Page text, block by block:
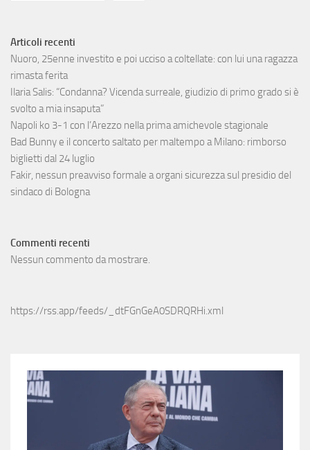
Articoli recenti
Nuoro, 25enne investito e poi ucciso a coltellate: con lui una ragazza
rimasta ferita
Ilaria Salis: “Condanna? Vicenda surreale, giudizio di primo grado si è
svolto a mia insaputa”
Napoli ko 3-1 con l’Arezzo nella prima amichevole stagionale
Bad Bunny e il concerto saltato per maltempo a Milano: rimborso
biglietti dal 24 luglio
Fakir, nessun preavviso formale a organi sicurezza sul presidio del
sindaco di Bologna
Commenti recenti
Nessun commento da mostrare.
https://rss.app/feeds/_dtFGnGeA0SDRQRHi.xml